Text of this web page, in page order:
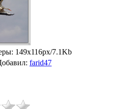
: 149x116px/7.1Kb
: farid47